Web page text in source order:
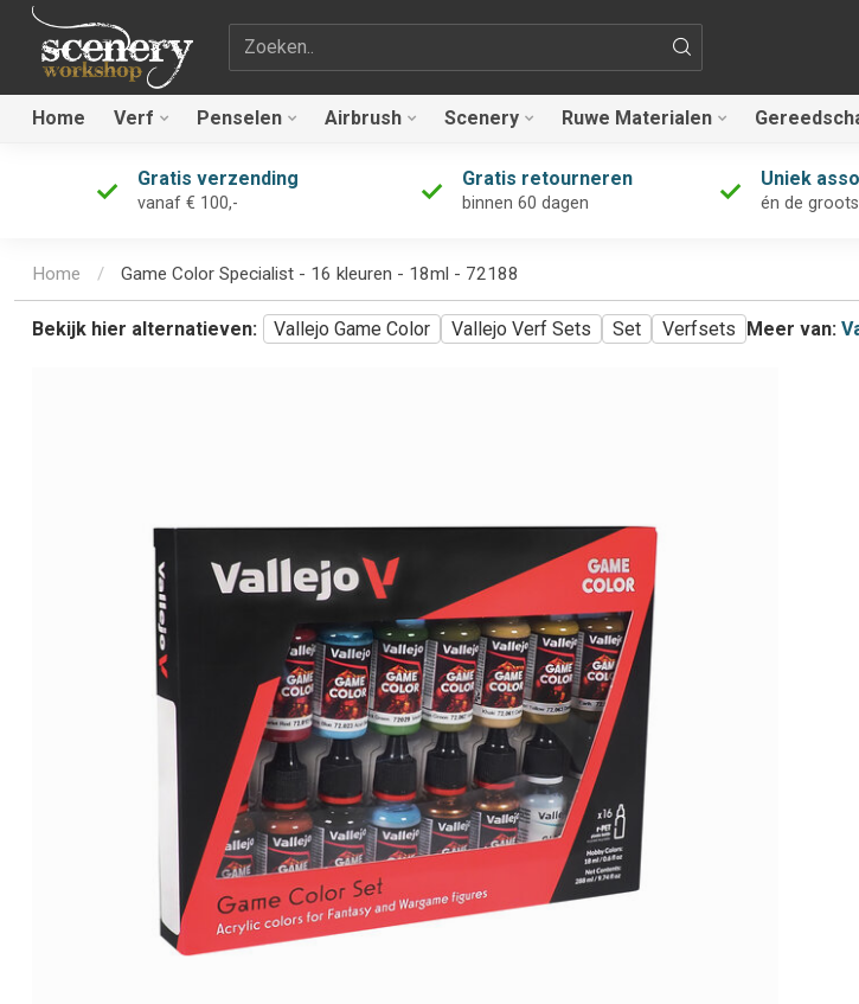
Zoekterm
Home Verf Penselen Airbrush Scenery Ruwe Materialen
Gratis verzending
vanaf € 100,-
Gratis retourneren
binnen 60 dagen
Uniek
én de
Home / Game Color Specialist - 16 kleuren - 18ml - 72188
Bekijk hier alternatieven: Vallejo Game Color Vallejo Verf Sets Set Verfsets Meer van: